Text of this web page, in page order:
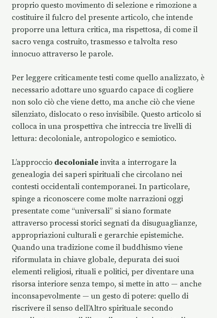
proprio questo movimento di selezione e rimozione a
costituire il fulcro del presente articolo, che intende
proporre una lettura critica, ma rispettosa, di come il
sacro venga costruito, trasmesso e talvolta reso
innocuo attraverso le parole.
Per leggere criticamente testi come quello analizzato, è
necessario adottare uno sguardo capace di cogliere
non solo ciò che viene detto, ma anche ciò che viene
silenziato, dislocato o reso invisibile. Questo articolo si
colloca in una prospettiva che intreccia tre livelli di
lettura: decoloniale, antropologico e semiotico.
L’approccio decoloniale invita a interrogare la
genealogia dei saperi spirituali che circolano nei
contesti occidentali contemporanei. In particolare,
spinge a riconoscere come molte narrazioni oggi
presentate come “universali” si siano formate
attraverso processi storici segnati da disuguaglianze,
appropriazioni culturali e gerarchie epistemiche.
Quando una tradizione come il buddhismo viene
riformulata in chiave globale, depurata dei suoi
elementi religiosi, rituali e politici, per diventare una
risorsa interiore senza tempo, si mette in atto — anche
inconsapevolmente — un gesto di potere: quello di
riscrivere il senso dell’Altro spirituale secondo